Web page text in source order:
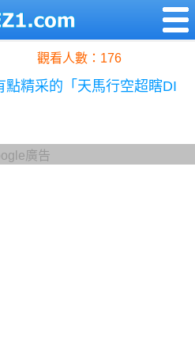
觀看人數：176
精采的「天馬行空超瞎DI
廣告